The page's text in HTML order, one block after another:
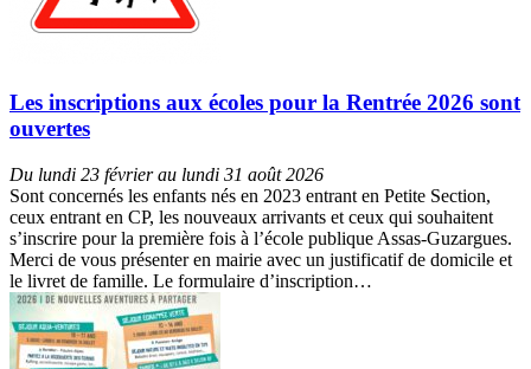
Les inscriptions aux écoles pour la Rentrée 2026 sont
ouvertes
Du lundi 23 février au lundi 31 août 2026
Sont concernés les enfants nés en 2023 entrant en Petite Section,
ceux entrant en CP, les nouveaux arrivants et ceux qui souhaitent
s’inscrire pour la première fois à l’école publique Assas-Guzargues.
Merci de vous présenter en mairie avec un justificatif de domicile et
le livret de famille. Le formulaire d’inscription…